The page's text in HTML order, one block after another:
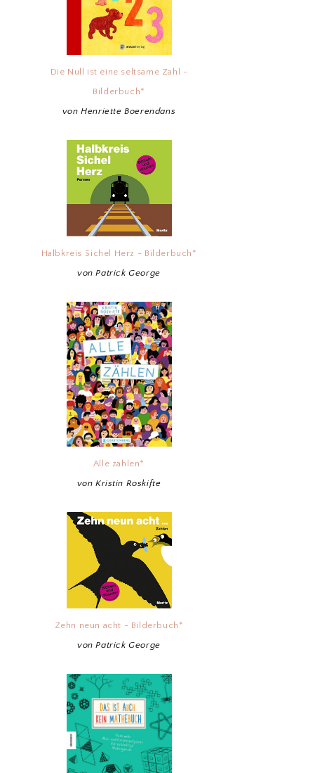
Die Null ist eine seltsame Zahl -
Bilderbuch*
von Henriette Boerendans
Halbkreis Sichel Herz - Bilderbuch*
von Patrick George
Alle zählen*
von Kristin Roskifte
Zehn neun acht - Bilderbuch*
von Patrick George